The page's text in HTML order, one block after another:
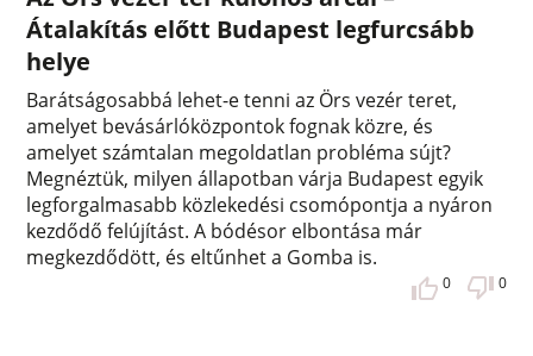
Átalakítás előtt Budapest legfurcsább
helye
Barátságosabbá lehet-e tenni az Örs vezér teret,
amelyet bevásárlóközpontok fognak közre, és
amelyet számtalan megoldatlan probléma sújt?
Megnéztük, milyen állapotban várja Budapest egyik
legforgalmasabb közlekedési csomópontja a nyáron
kezdődő felújítást. A bódésor elbontása már
megkezdődött, és eltűnhet a Gomba is.
0 0